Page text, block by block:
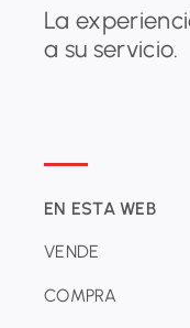
La
a su servicio.
EN ESTA WEB
VENDE
COMPRA